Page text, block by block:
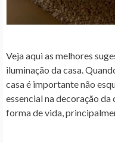
Veja aqui as melhores
iluminação da casa.
casa é importante não
essencial na decoração
forma de vida,